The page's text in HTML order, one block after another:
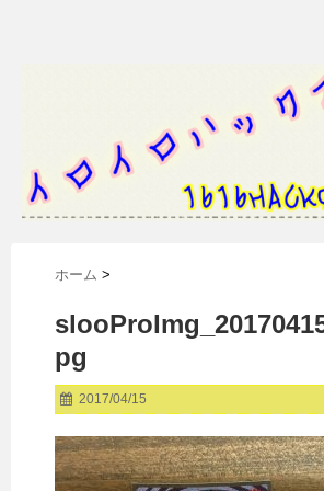
ホーム >
pg
2017/04/15